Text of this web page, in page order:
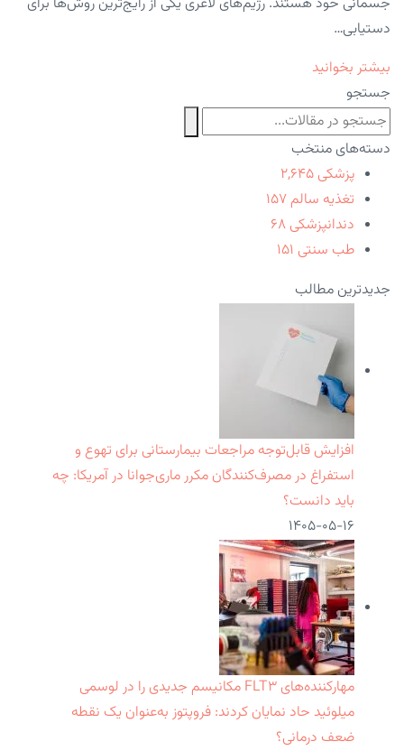
دستیابی…
بیشتر بخوانید
جستجو
دسته‌های منتخب
پزشکی ۲,۶۴۵
تغذیه سالم ۱۵۷
دندانپزشکی ۶۸
طب سنتی ۱۵۱
جدیدترین مطالب
افزایش قابل‌توجه مراجعات بیمارستانی برای تهوع و
استفراغ در مصرف‌کنندگان مکرر ماری‌جوانا در آمریکا: چه
باید دانست؟
۱۴۰۵-۰۵-۱۶
مهارکننده‌های FLT۳ مکانیسم جدیدی را در لوسمی
میلوئید حاد نمایان کردند: فروپتوز به‌عنوان یک نقطه
ضعف درمانی؟